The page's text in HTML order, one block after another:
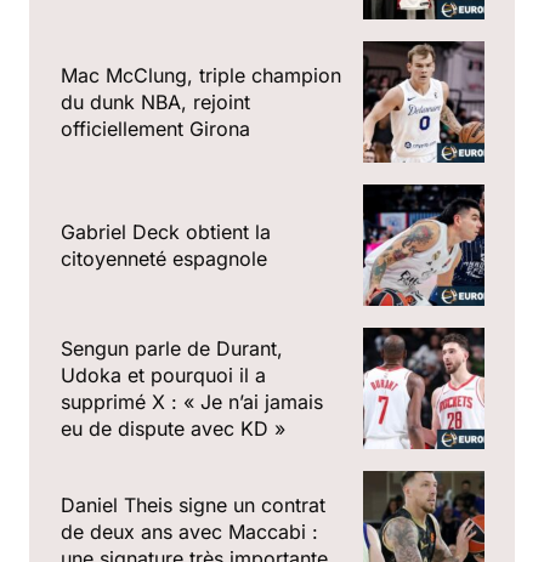
Mac McClung, triple champion
du dunk NBA, rejoint
officiellement Girona
Gabriel Deck obtient la
citoyenneté espagnole
Sengun parle de Durant,
Udoka et pourquoi il a
supprimé X : « Je n’ai jamais
eu de dispute avec KD »
Daniel Theis signe un contrat
de deux ans avec Maccabi :